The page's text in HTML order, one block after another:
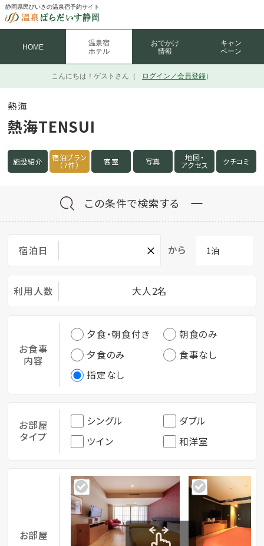
静岡県民びいきの温泉宿予約サイト
HOME
温泉宿
ホテル
おでかけ
情報
キャン
ペーン
こんにちは！ ゲストさん（ ログイン／会員登録）
熱海
熱海TENSUI
施設紹介 宿泊プラン
（7件） 客室 写真 地図・
アクセス クチコミ
この条件で検索する
宿泊日 × から
利用人数 大人2名
お食事
内容
夕食・朝食付き
朝食のみ
夕食のみ
食事なし
指定なし
お部屋
タイプ
シングル
ダブル
ツイン
和洋室
お部屋